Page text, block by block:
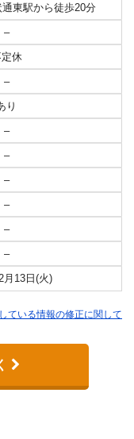
東駅から徒歩20分
–
休
–
り
–
–
–
–
–
–
月13日(火)
ている情報の修正に関して